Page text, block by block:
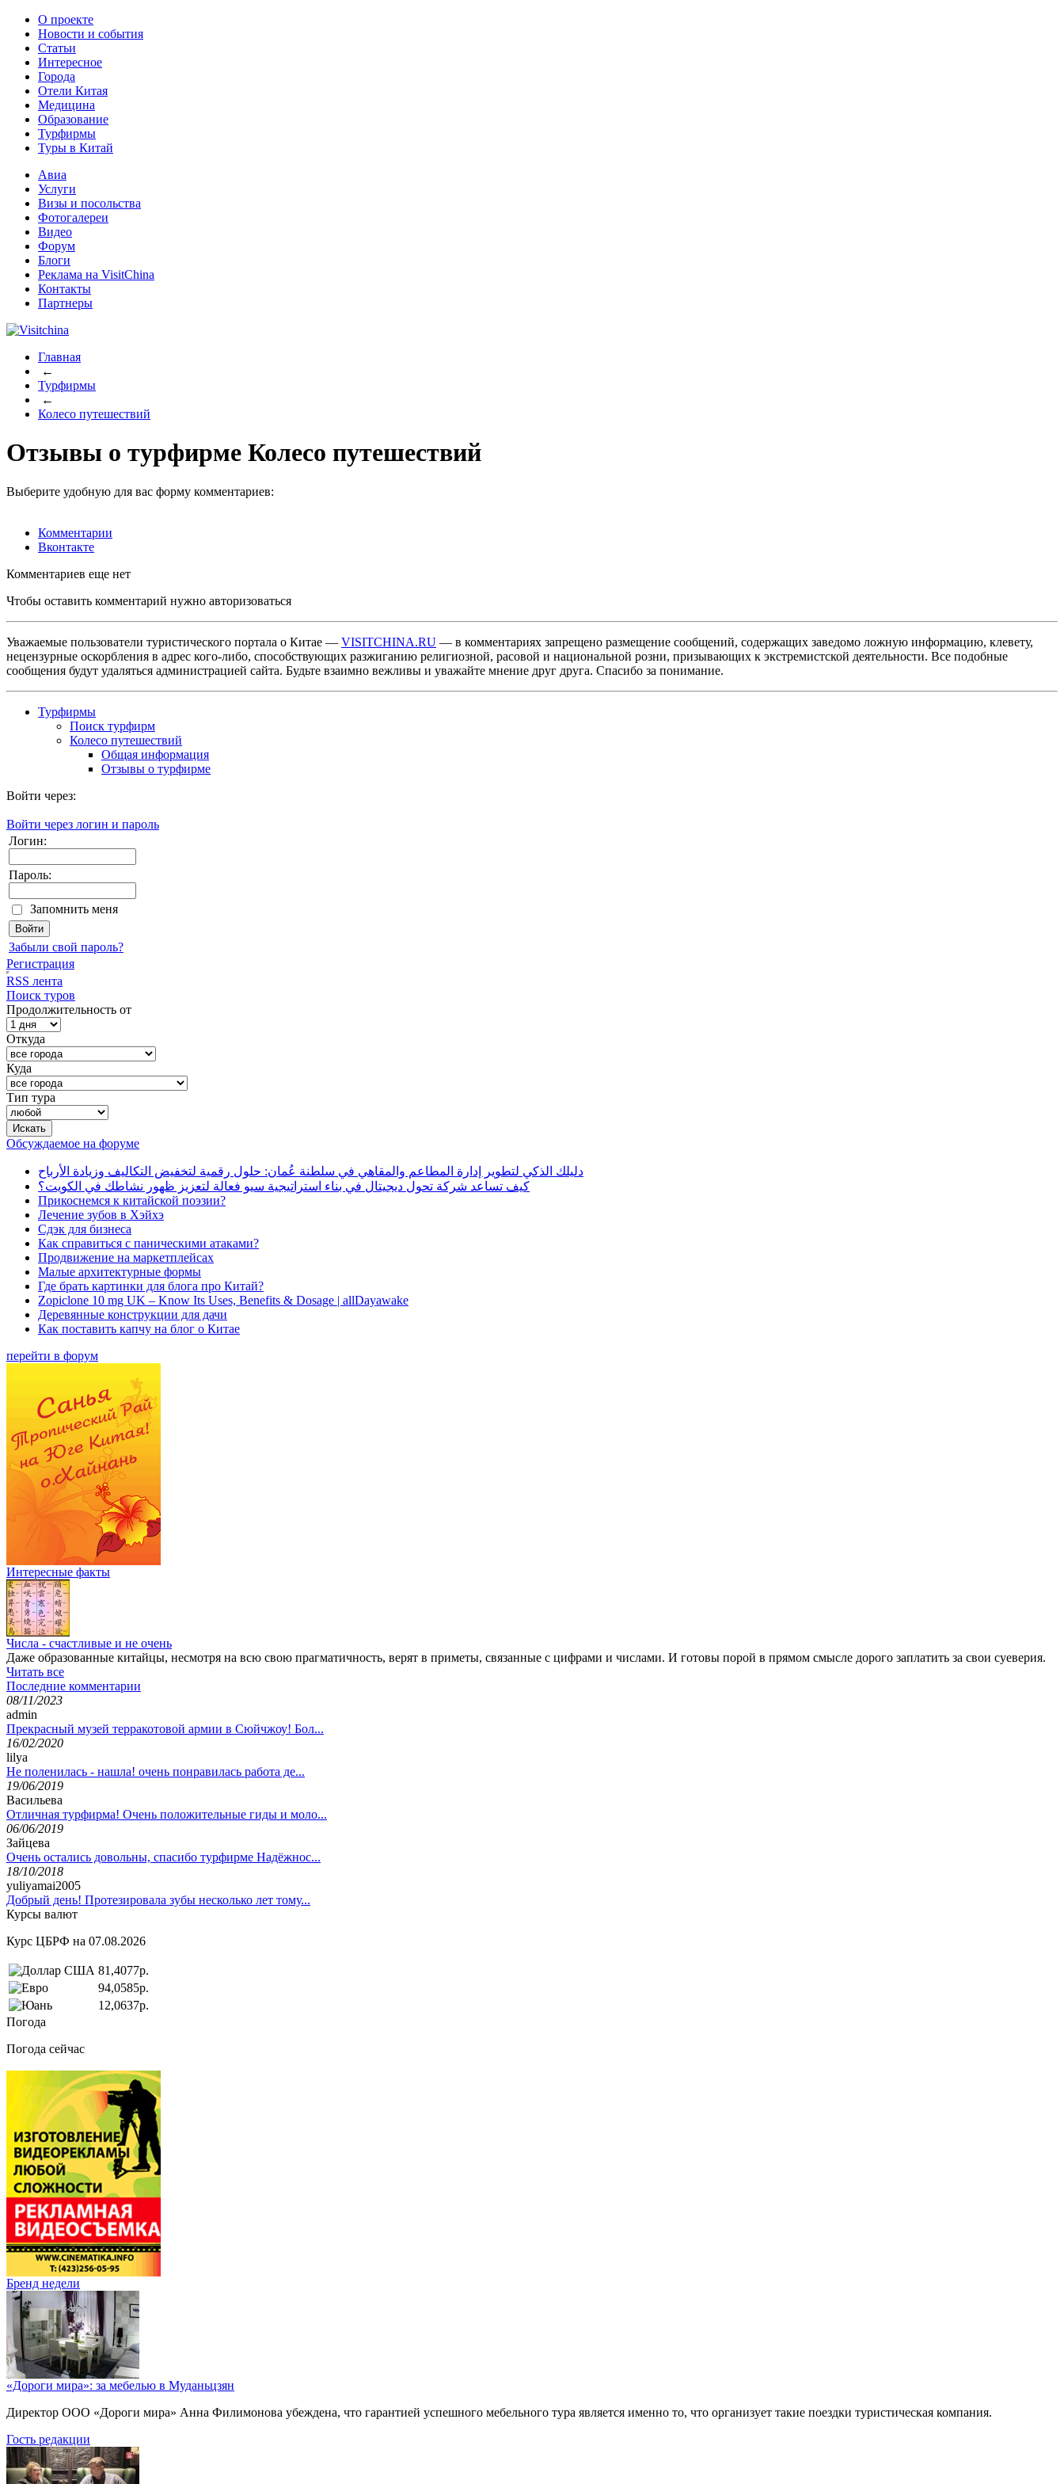
О проекте
Новости и события
Статьи
Интересное
Города
Отели Китая
Медицина
Образование
Турфирмы
Туры в Китай
Авиа
Услуги
Визы и посольства
Фотогалереи
Видео
Форум
Блоги
Реклама на VisitChina
Контакты
Партнеры
Главная
←
Турфирмы
←
Колесо путешествий
Отзывы о турфирме Колесо путешествий
Выберите удобную для вас форму комментариев:
Комментарии
Вконтакте
Комментариев еще нет
Чтобы оставить комментарий нужно авторизоваться
Уважаемые пользователи туристического портала о Китае — VISITCHINA.RU — в комментариях запрещено размещение сообщений, содержащих заведомо ложную информацию, клевету,
нецензурные оскорбления в адрес кого-либо, способствующих разжиганию религиозной, расовой и национальной розни, призывающих к экстремистской деятельности. Все подобные
сообщения будут удаляться администрацией сайта. Будьте взаимно вежливы и уважайте мнение друг друга. Спасибо за понимание.
Турфирмы
Поиск турфирм
Колесо путешествий
Общая информация
Отзывы о турфирме
Войти через:
Войти через логин и пароль
Логин:
Пароль:
Запомнить меня
Забыли свой пароль?
Регистрация
RSS лента
Поиск туров
Продолжительность от
Откуда
Куда
Тип тура
Обсуждаемое на форуме
دليلك الذكي لتطوير إدارة المطاعم والمقاهي في سلطنة عُمان: حلول رقمية لتخفيض التكاليف وزيادة الأرباح
كيف تساعد شركة تحول ديجيتال في بناء استراتيجية سيو فعالة لتعزيز ظهور نشاطك في الكويت؟
Прикоснемся к китайской поэзии?
Лечение зубов в Хэйхэ
Сдэк для бизнеса
Как справиться с паническими атаками?
Продвижение на маркетплейсах
Малые архитектурные формы
Где брать картинки для блога про Китай?
Zopiclone 10 mg UK – Know Its Uses, Benefits & Dosage | allDayawake
Деревянные конструкции для дачи
Как поставить капчу на блог о Китае
перейти в форум
Интересные факты
Числа - счастливые и не очень
Даже образованные китайцы, несмотря на всю свою прагматичность, верят в приметы, связанные с цифрами и числами. И готовы порой в прямом смысле дорого заплатить за свои суеверия.
Читать все
Последние комментарии
08/11/2023
admin
Прекрасный музей терракотовой армии в Сюйчжоу! Бол...
16/02/2020
lilya
Не поленилась - нашла! очень понравилась работа де...
19/06/2019
Васильева
Отличная турфирма! Очень положительные гиды и моло...
06/06/2019
Зайцева
Очень остались довольны, спасибо турфирме Надёжнос...
18/10/2018
yuliyamai2005
Добрый день! Протезировала зубы несколько лет тому...
Курсы валют
Курс ЦБРФ на 07.08.2026
81,4077р.
94,0585р.
12,0637р.
Погода
Погода сейчас
Бренд недели
«Дороги мира»: за мебелью в Муданьцзян
Директор ООО «Дороги мира» Анна Филимонова убеждена, что гарантией успешного мебельного тура является именно то, что организует такие поездки туристическая компания.
Гость редакции